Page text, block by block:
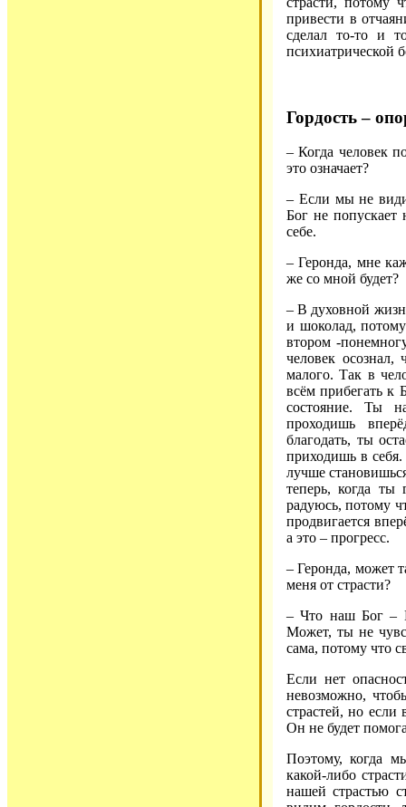
привести в
сделал то-то и
психиатрической
Гордость –
– Когда человек
это означает?
– Если мы не
Бог не
себе.
– Геронда, мне
же со мной будет?
– В духовной
и шоколад,
втором -
человек
малого. Так в
всём прибегать к
состояние. Ты
проходишь
благодать, ты
приходишь в
лучше
теперь, когда
радуюсь, потому
продвигается
а это – прогресс.
– Геронда, может
меня от страсти?
– Что наш Бог –
Может, ты не
сама, потому что
Если нет
невозможно,
страстей, но если
Он не будет
Поэтому, когда
какой-либо
нашей страстью